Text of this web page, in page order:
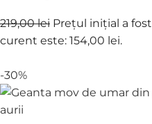
219,00 lei Prețul inițial a
curent este: 154,00 lei.
-30%